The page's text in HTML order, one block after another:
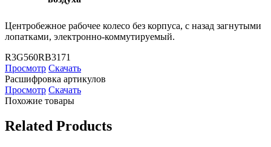
Центробежное рабочее колесо без корпуса, с назад загнутыми
лопатками, электронно-коммутируемый.
R3G560RB3171
Просмотр Скачать
Расшифровка артикулов
Просмотр Скачать
Похожие товары
Related Products